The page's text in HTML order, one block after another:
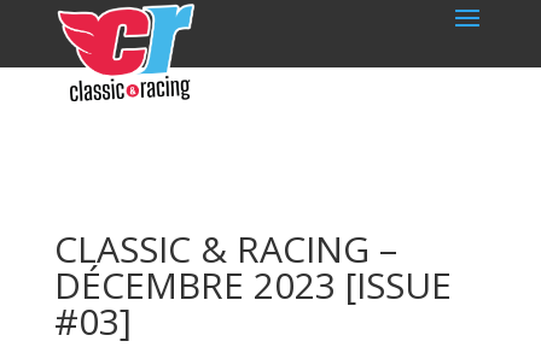
CLASSIC & RACING –
DÉCEMBRE 2023 [ISSUE
#03]